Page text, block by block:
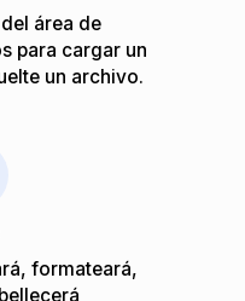
área de
para cargar un
un archivo.
formateará,